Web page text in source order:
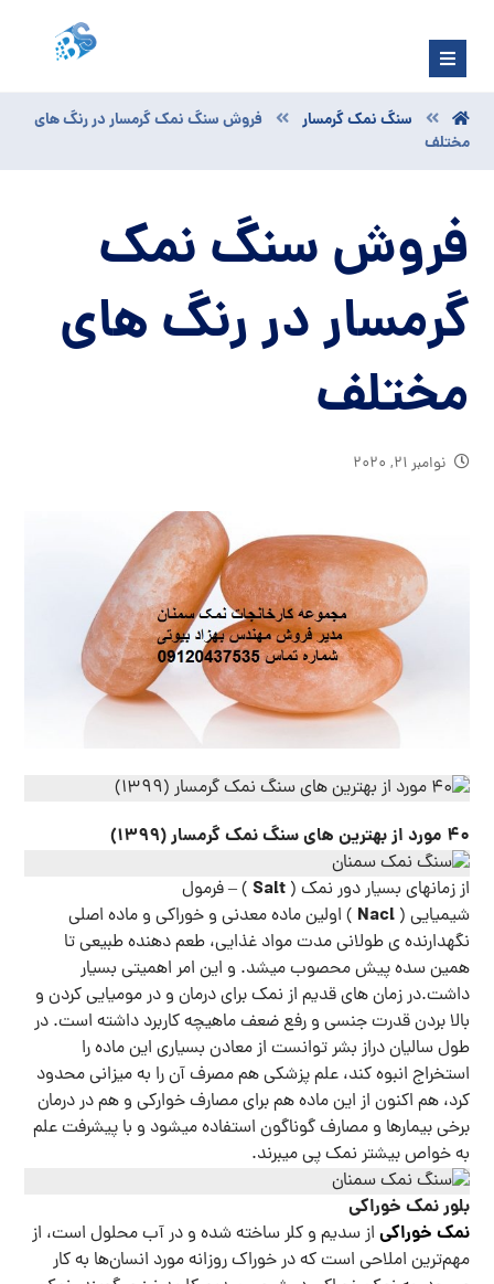
سنگ نمک گرمسار
فروش سنگ نمک گرمسار در رنگ های
مختلف
فروش سنگ نمک
گرمسار در رنگ های
مختلف
نوامبر ۲۱, ۲۰۲۰
۴۰ مورد از بهترین های سنگ نمک گرمسار (۱۳۹۹)
از زمانهای بسیار دور نمک (Salt ) – فرمول
شیمیایی (Nacl ) اولین ماده معدنی و خوراکی و ماده اصلی
نگهدارنده ی طولانی مدت مواد غذایی، طعم دهنده طبیعی تا
همین سده پیش محصوب میشد. و این امر اهمیتی بسیار
داشت.در زمان های قدیم از نمک برای درمان و در مومیایی کردن و
بالا بردن قدرت جنسی و رفع ضعف ماهیچه کاربرد داشته‌ است. در
طول سالیان دراز بشر توانست از معادن بسیاری این ماده را
استخراج انبوه کند، علم پزشکی هم مصرف آن را به میزانی محدود
کرد، هم اکنون از این ماده هم برای مصارف خوارکی و هم در درمان
برخی بیمارها و مصارف گوناگون استفاده میشود و با پیشرفت علم
به خواص بیشتر نمک پی میبرند.
بلور نمک خوراکی
نمک خوراکی از سدیم و کلر ساخته شده‌ و در آب محلول است، از
مهم‌ترین املاحی است که در خوراک روزانه مورد انسان‌ها به کار